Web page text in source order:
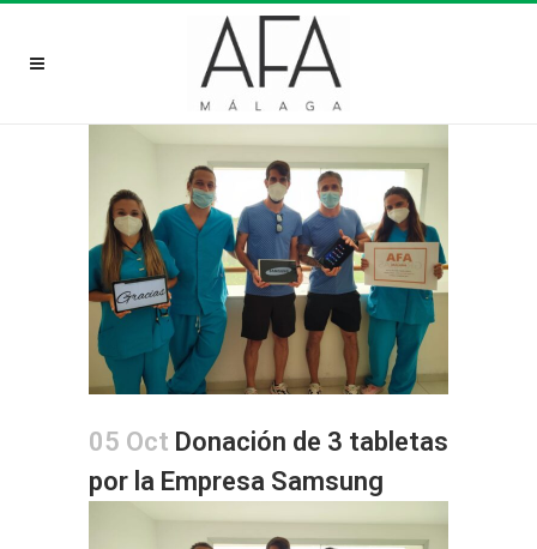
05 Oct Donación de 3 tabletas
por la Empresa Samsung